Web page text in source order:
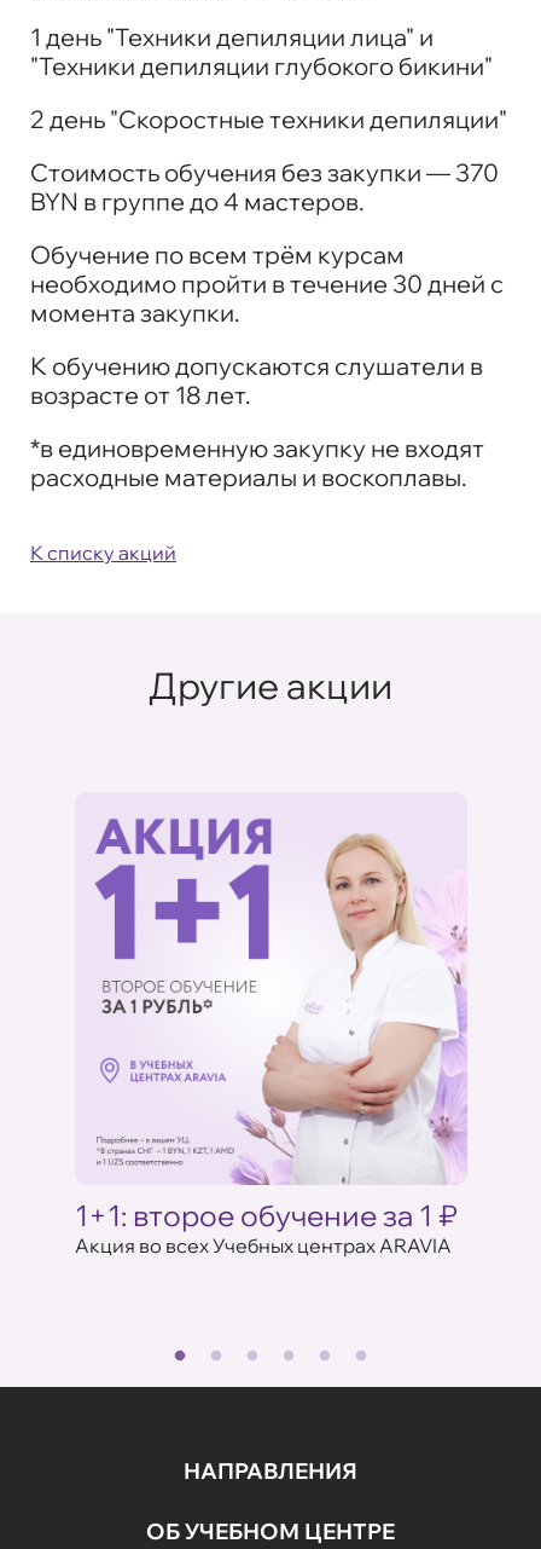
1 день "Техники депиляции лица" и
"Техники депиляции глубокого бикини"
2 день "Скоростные техники депиляции"
Стоимость обучения без закупки — 370
BYN в группе до 4 мастеров.
Обучение по всем трём курсам
необходимо пройти в течение 30 дней с
момента закупки.
К обучению допускаются слушатели в
возрасте от 18 лет.
*в единовременную закупку не входят
расходные материалы и воскоплавы.
К списку акций
Другие акции
1+1: второе обучение за 1 ₽
Акция во всех Учебных центрах ARAVIA
НАПРАВЛЕНИЯ
ОБ УЧЕБНОМ ЦЕНТРЕ